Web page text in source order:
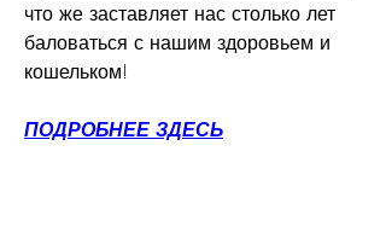
что же заставляет нас столько лет
баловаться с нашим здоровьем и
кошельком!
ПОДРОБНЕЕ ЗДЕСЬ